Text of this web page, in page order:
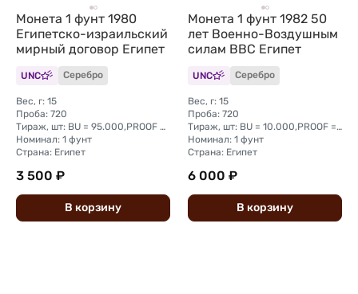
Монета 1 фунт 1980
Египетско-израильский
мирный договор Египет
UNC Серебро
Вес, г: 15
Проба: 720
Тираж, шт: BU = 95.000,PROOF = 5.000
Номинал: 1 фунт
Страна: Египет
3 500 ₽
В корзину
Монета 1 фунт 1982 50
лет Военно-Воздушным
силам ВВС Египет
UNC Серебро
Вес, г: 15
Проба: 720
Тираж, шт: BU = 10.000,PROOF = 2.260
Номинал: 1 фунт
Страна: Египет
6 000 ₽
В корзину